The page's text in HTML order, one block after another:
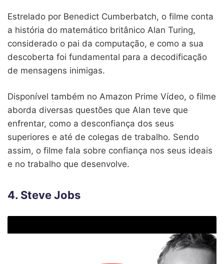
Estrelado por Benedict Cumberbatch, o filme conta
a história do matemático britânico Alan Turing,
considerado o pai da computação, e como a sua
descoberta foi fundamental para a decodificação
de mensagens inimigas.
Disponível também no Amazon Prime Vídeo, o filme
aborda diversas questões que Alan teve que
enfrentar, como a desconfiança dos seus
superiores e até de colegas de trabalho. Sendo
assim, o filme fala sobre confiança nos seus ideais
e no trabalho que desenvolve.
4. Steve Jobs